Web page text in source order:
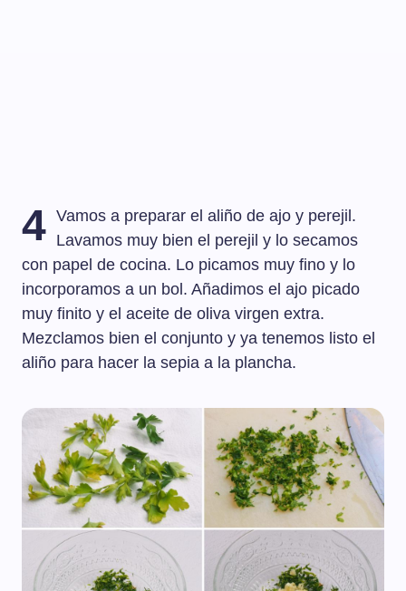
4 Vamos a preparar el aliño de ajo y perejil.
Lavamos muy bien el perejil y lo secamos
con papel de cocina. Lo picamos muy fino y lo
incorporamos a un bol. Añadimos el ajo picado
muy finito y el aceite de oliva virgen extra.
Mezclamos bien el conjunto y ya tenemos listo el
aliño para hacer la sepia a la plancha.